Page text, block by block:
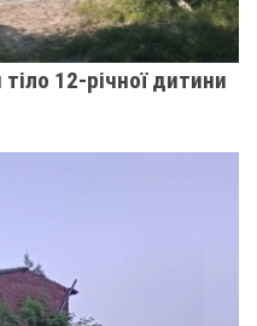
12-річної дитини